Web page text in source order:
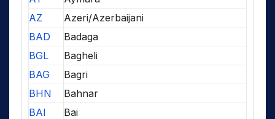
AZ
Azeri/Azerbaijani
BAD
Badaga
BGL
Bagheli
BAG
Bagri
BHN
Bahnar
BAI
Bai